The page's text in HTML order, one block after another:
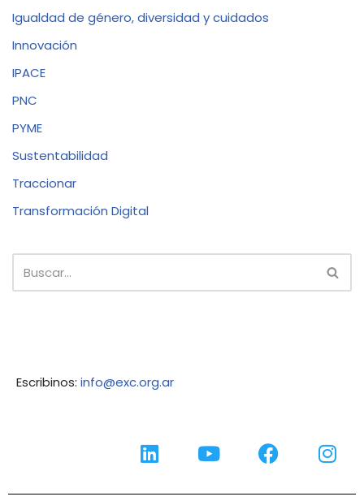
Igualdad de género, diversidad y cuidados
Innovación
IPACE
PNC
PYME
Sustentabilidad
Traccionar
Transformación Digital
Escribinos: info@exc.org.ar